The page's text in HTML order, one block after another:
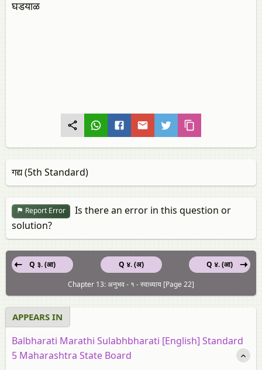
घडयाळ
गद्य (5th Standard)
Report Error
Is there an error in this question or
solution?
Q ४. (अ)
Q ३. (आ)
Q ४. (आ)
Chapter 13: अनुभव - १ - स्वाध्याय [Page 22]
APPEARS IN
Balbharati Marathi Sulabhbharati [English] Standard
5 Maharashtra State Board